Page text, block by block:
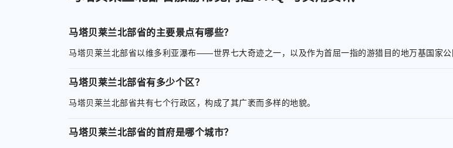
马塔贝莱兰北部省的主要景点有哪些？
马塔贝莱兰北部省以维多利亚瀑布——世界七大奇迹之一，以及作为首屈一指的游猎目的地万基国家公
马塔贝莱兰北部省有多少个区？
马塔贝莱兰北部省共有七个行政区，构成了其广袤而多样的地貌。
马塔贝莱兰北部省的首府是哪个城市？